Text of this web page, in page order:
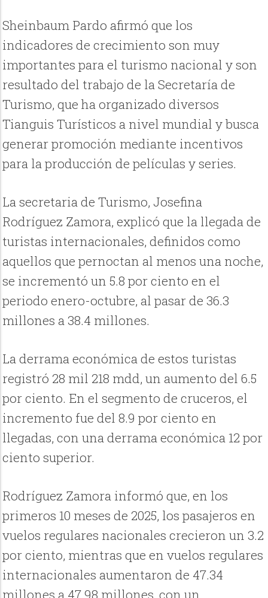
Sheinbaum Pardo afirmó que los
indicadores de crecimiento son muy
importantes para el turismo nacional y son
resultado del trabajo de la Secretaría de
Turismo, que ha organizado diversos
Tianguis Turísticos a nivel mundial y busca
generar promoción mediante incentivos
para la producción de películas y series.
La secretaria de Turismo, Josefina
Rodríguez Zamora, explicó que la llegada de
turistas internacionales, definidos como
aquellos que pernoctan al menos una noche,
se incrementó un 5.8 por ciento en el
periodo enero-octubre, al pasar de 36.3
millones a 38.4 millones.
La derrama económica de estos turistas
registró 28 mil 218 mdd, un aumento del 6.5
por ciento. En el segmento de cruceros, el
incremento fue del 8.9 por ciento en
llegadas, con una derrama económica 12 por
ciento superior.
Rodríguez Zamora informó que, en los
primeros 10 meses de 2025, los pasajeros en
vuelos regulares nacionales crecieron un 3.2
por ciento, mientras que en vuelos regulares
internacionales aumentaron de 47.34
millones a 47.98 millones, con un